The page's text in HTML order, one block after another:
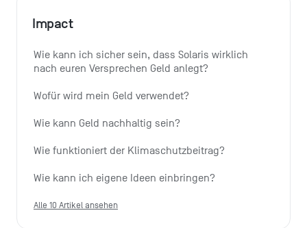
Impact
Wie kann ich sicher sein, dass Solaris wirklich
nach euren Versprechen Geld anlegt?
Wofür wird mein Geld verwendet?
Wie kann Geld nachhaltig sein?
Wie funktioniert der Klimaschutzbeitrag?
Wie kann ich eigene Ideen einbringen?
Alle 10 Artikel ansehen